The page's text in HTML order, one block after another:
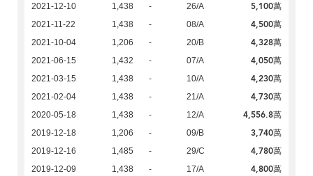
2021-12-10 1,438 - 26/A 5,100萬
2021-11-22 1,438 - 08/A 4,500萬
2021-10-04 1,206 - 20/B 4,328萬
2021-06-15 1,432 - 07/A 4,050萬
2021-03-15 1,438 - 10/A 4,230萬
2021-02-04 1,438 - 21/A 4,730萬
2020-05-18 1,438 - 12/A 4,556.8萬
2019-12-18 1,206 - 09/B 3,740萬
2019-12-16 1,485 - 29/C 4,780萬
2019-12-09 1,438 - 17/A 4,800萬